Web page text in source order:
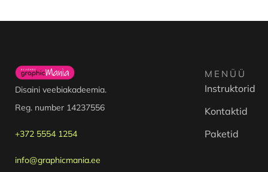
Disaini veebiakadeemia.
Reg. number 14237556
+372 5554 1254
info@graphicmania.ee
MENÜÜ
Instruktorid
Kontaktid
Paketid